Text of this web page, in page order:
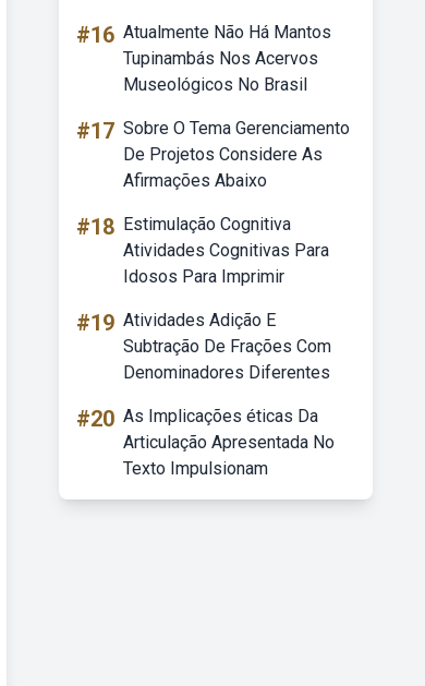
#16 Atualmente Não Há Mantos
Tupinambás Nos Acervos
Museológicos No Brasil
#17 Sobre O Tema Gerenciamento
De Projetos Considere As
Afirmações Abaixo
#18 Estimulação Cognitiva
Atividades Cognitivas Para
Idosos Para Imprimir
#19 Atividades Adição E
Subtração De Frações Com
Denominadores Diferentes
#20 As Implicações éticas Da
Articulação Apresentada No
Texto Impulsionam